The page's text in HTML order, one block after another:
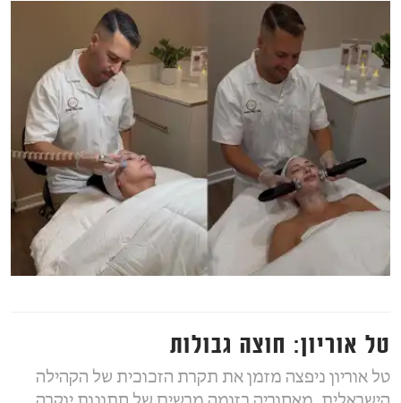
טל אוריון: חוצה גבולות
טל אוריון ניפצה מזמן את תקרת הזכוכית של הקהילה